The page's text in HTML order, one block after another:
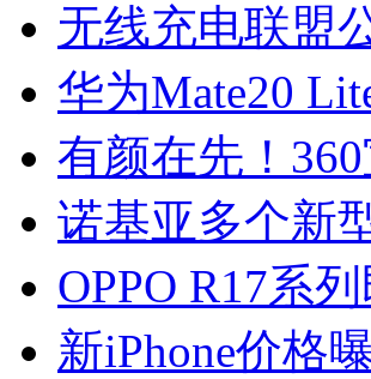
无线充电联盟
华为Mate20
有颜在先！
诺基亚多个新
OPPO R17系
新iPhone价格